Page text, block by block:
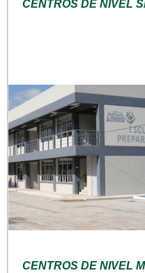
CENTROS DE NIVEL
CENTROS DE NIVEL